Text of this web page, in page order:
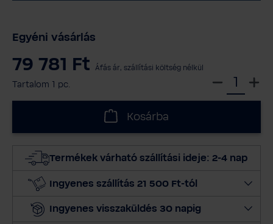
Egyéni vásárlás
79 781 Ft Áfás ár, szállítási költség nélkül
Tartalom 1 pc.
s
m
n
Kosárba
Termékek várható szállítási ideje: 2-4 nap
Ingyenes szállítás 21 500 Ft-tól
Ingyenes visszaküldés 30 napig